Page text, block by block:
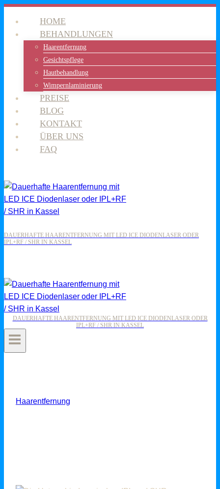
Zum
Inhalt
springen
HOME
BEHANDLUNGEN
Haarentfernung
Gesichtspflege
Hautbehandlung
Wimpernlaminierung
PREISE
BLOG
KONTAKT
ÜBER UNS
FAQ
DAUERHAFTE HAARENTFERNUNG MIT LED ICE DIODENLASER ODER
IPL+RF / SHR IN KASSEL
DAUERHAFTE HAARENTFERNUNG MIT LED ICE DIODENLASER ODER
IPL+RF / SHR IN KASSEL
Haarentfernung